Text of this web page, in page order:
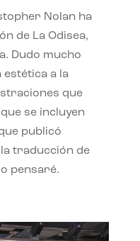
Nolan ha
de La Odisea,
Dudo mucho
estética a la
que
se incluyen
publicó
traducción de
pensaré.